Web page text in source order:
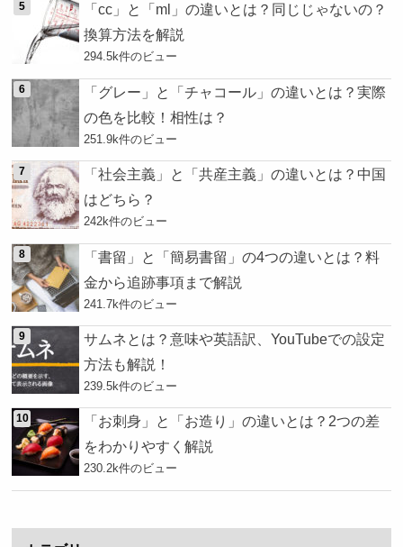
「cc」と「ml」の違いとは？同じじゃないの？
換算方法を解説
294.5k件のビュー
「グレー」と「チャコール」の違いとは？実際
の色を比較！相性は？
251.9k件のビュー
「社会主義」と「共産主義」の違いとは？中国
はどちら？
242k件のビュー
「書留」と「簡易書留」の4つの違いとは？料
金から追跡事項まで解説
241.7k件のビュー
サムネとは？意味や英語訳、YouTubeでの設定
方法も解説！
239.5k件のビュー
「お刺身」と「お造り」の違いとは？2つの差
をわかりやすく解説
230.2k件のビュー